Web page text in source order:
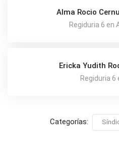
Alma Rocio
Regiduria 6 en
Ericka Yudith
Regiduria 6
Categorías: